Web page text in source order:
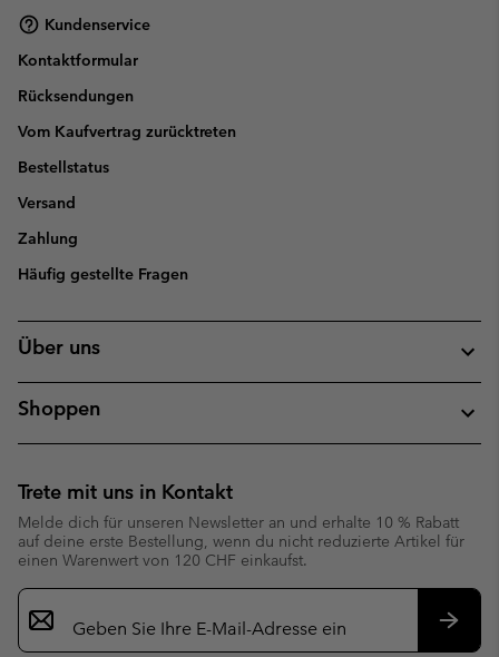
Kundenservice
Kontaktformular
Rücksendungen
Vom Kaufvertrag zurücktreten
Bestellstatus
Versand
Zahlung
Häufig gestellte Fragen
Über uns
Shoppen
Trete mit uns in Kontakt
Melde dich für unseren Newsletter an und erhalte 10 % Rabatt
auf deine erste Bestellung, wenn du nicht reduzierte Artikel für
einen Warenwert von 120 CHF einkaufst.
Newsletter-
Anmeldung